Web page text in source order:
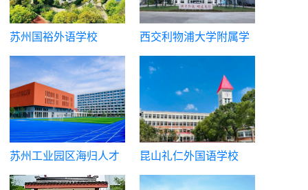
苏州国裕外语学校
西交利物浦大学附属学
校国际部
苏州工业园区海归人才
子女学校
昆山礼仁外国语学校